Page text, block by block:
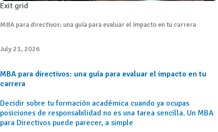
Exit grid
MBA para directivos: una guía para evaluar el impacto en tu carrera
July 21, 2026
MBA para directivos: una guía para evaluar el impacto en tu
carrera
Decidir sobre tu formación académica cuando ya ocupas
posiciones de responsabilidad no es una tarea sencilla. Un MBA
para Directivos puede parecer, a simple